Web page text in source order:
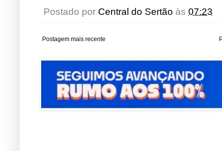
Postado por Central do Sertão às 07:23
Postagem mais recente